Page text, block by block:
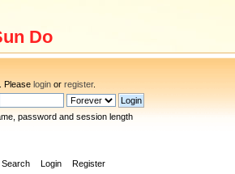
Do
. Please login or register.
password and session length
Search Login Register